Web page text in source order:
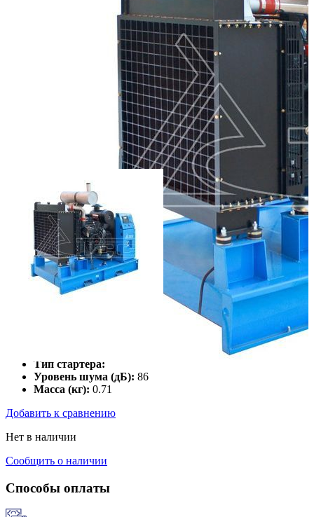
Тип стартера:
Уровень шума (дБ): 86
Масса (кг): 0.71
Добавить к сравнению
Нет в наличии
Сообщить о наличии
Способы оплаты